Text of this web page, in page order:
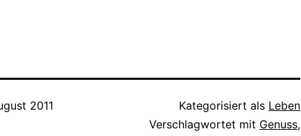
2011
Kategorisiert als Leben
Verschlagwortet mit Genuss,